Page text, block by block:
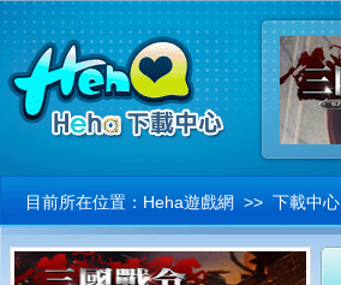
目前所在位置： Heha遊戲網 >> 下載中心